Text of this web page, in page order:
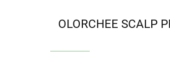
OLORCHEE SCALP